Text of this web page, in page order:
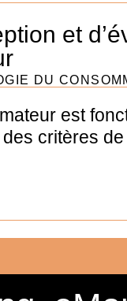
et
DU
est
critères